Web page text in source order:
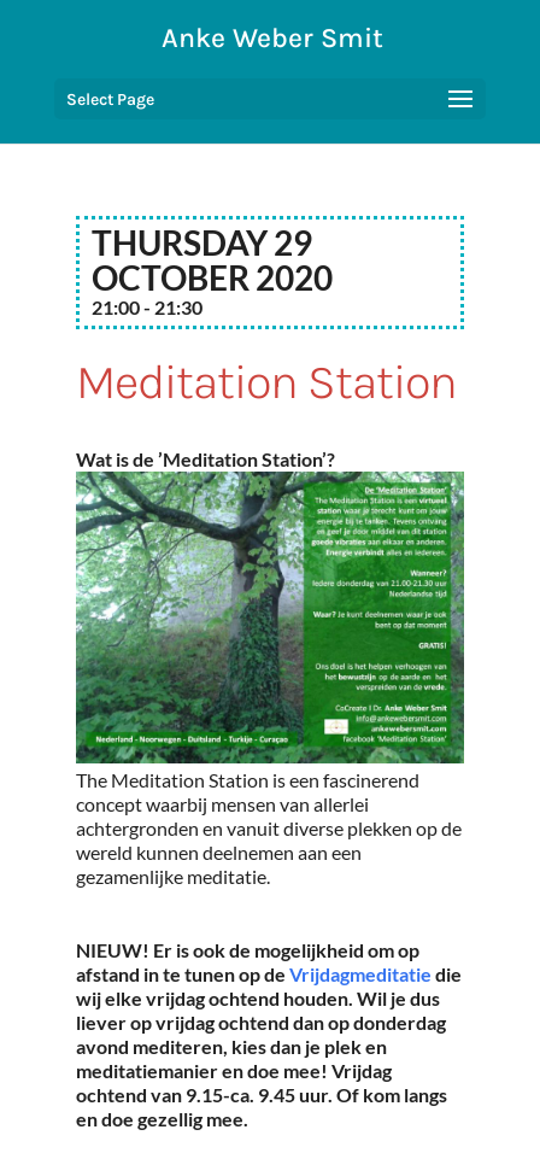
Anke Weber Smit
Select Page
Thursday 29
October 2020
21:00 - 21:30
Meditation Station
Wat is de ’Meditation Station’?
The Meditation Station is een fascinerend
concept waarbij mensen van allerlei
achtergronden en vanuit diverse plekken op de
wereld kunnen deelnemen aan een
gezamenlijke meditatie.
NIEUW! Er is ook de mogelijkheid om op
afstand in te tunen op de Vrijdagmeditatie die
wij elke vrijdag ochtend houden. Wil je dus
liever op vrijdag ochtend dan op donderdag
avond mediteren, kies dan je plek en
meditatiemanier en doe mee! Vrijdag
ochtend van 9.15-ca. 9.45 uur. Of kom langs
en doe gezellig mee.